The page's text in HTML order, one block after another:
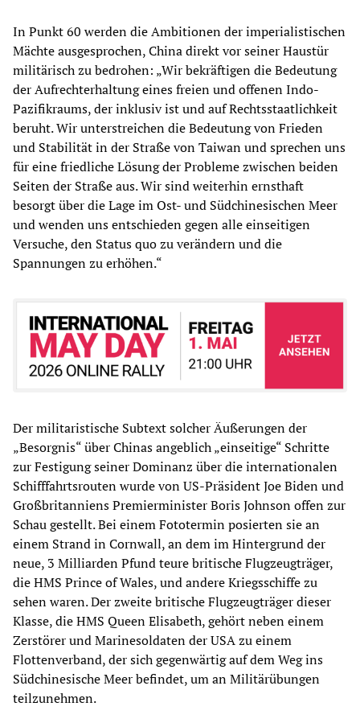
In Punkt 60 werden die Ambitionen der imperialistischen
Mächte ausgesprochen, China direkt vor seiner Haustür
militärisch zu bedrohen: „Wir bekräftigen die Bedeutung
der Aufrechterhaltung eines freien und offenen Indo-
Pazifikraums, der inklusiv ist und auf Rechtsstaatlichkeit
beruht. Wir unterstreichen die Bedeutung von Frieden
und Stabilität in der Straße von Taiwan und sprechen uns
für eine friedliche Lösung der Probleme zwischen beiden
Seiten der Straße aus. Wir sind weiterhin ernsthaft
besorgt über die Lage im Ost- und Südchinesischen Meer
und wenden uns entschieden gegen alle einseitigen
Versuche, den Status quo zu verändern und die
Spannungen zu erhöhen.“
Der militaristische Subtext solcher Äußerungen der
„Besorgnis“ über Chinas angeblich „einseitige“ Schritte
zur Festigung seiner Dominanz über die internationalen
Schifffahrtsrouten wurde von US-Präsident Joe Biden und
Großbritanniens Premierminister Boris Johnson offen zur
Schau gestellt. Bei einem Fototermin posierten sie an
einem Strand in Cornwall, an dem im Hintergrund der
neue, 3 Milliarden Pfund teure britische Flugzeugträger,
die HMS Prince of Wales, und andere Kriegsschiffe zu
sehen waren. Der zweite britische Flugzeugträger dieser
Klasse, die HMS Queen Elisabeth, gehört neben einem
Zerstörer und Marinesoldaten der USA zu einem
Flottenverband, der sich gegenwärtig auf dem Weg ins
Südchinesische Meer befindet, um an Militärübungen
teilzunehmen.